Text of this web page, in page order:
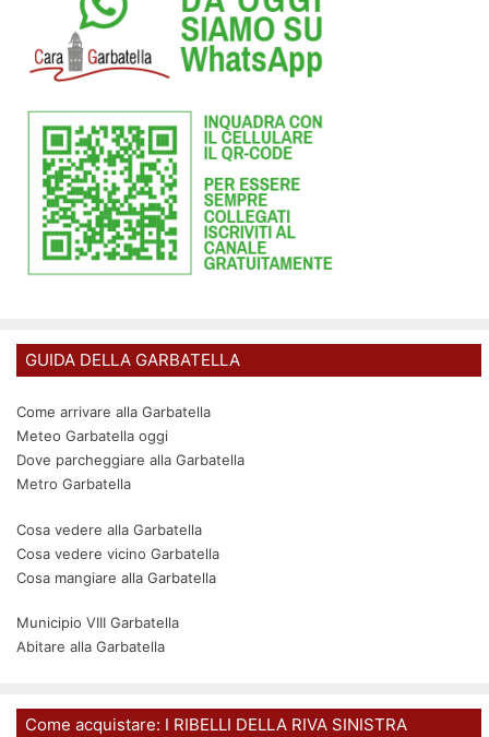
GUIDA DELLA GARBATELLA
Come arrivare alla Garbatella
Meteo Garbatella oggi
Dove parcheggiare alla Garbatella
Metro Garbatella
Cosa vedere alla Garbatella
Cosa vedere vicino Garbatella
Cosa mangiare alla Garbatella
Municipio VIII Garbatella
Abitare alla Garbatella
Come acquistare: I RIBELLI DELLA RIVA SINISTRA